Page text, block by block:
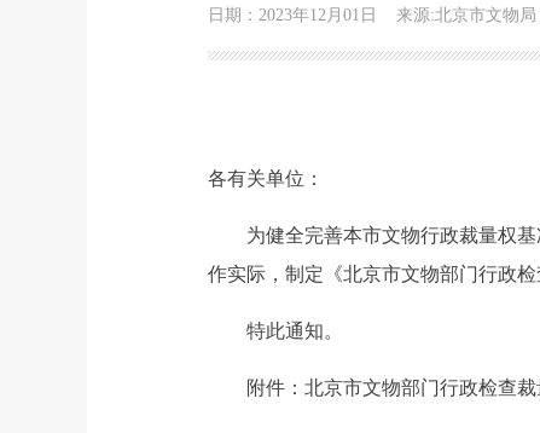
日期：2023年12月01日 来源:北京市文物局
各有关单位：
为健全完善本市文物行政裁量权基
作实际，制定《北京市文物部门行政
特此通知。
附件：北京市文物部门行政检查裁